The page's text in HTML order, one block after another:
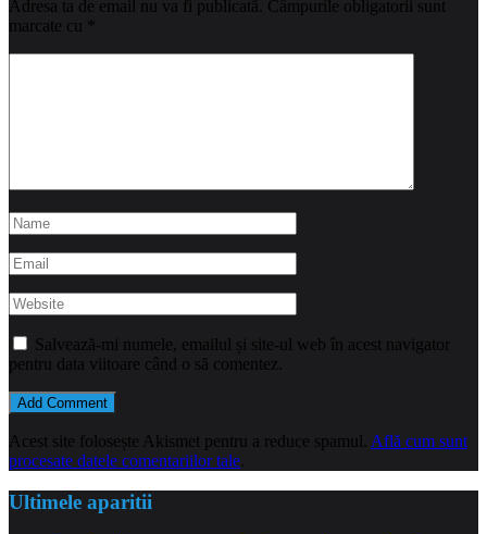
Adresa ta de email nu va fi publicată. Câmpurile obligatorii sunt
marcate cu
Salvează-mi numele, emailul și site-ul web în acest navigator
pentru data viitoare când o să comentez.
Acest site folosește Akismet pentru a reduce spamul. Află cum sunt
procesate datele comentariilor tale
Ultimele aparitii